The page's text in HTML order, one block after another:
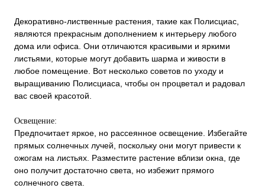
Декоративно-лиственные растения, такие как Полисциас,
являются прекрасным дополнением к интерьеру любого
дома или офиса. Они отличаются красивыми и яркими
листьями, которые могут добавить шарма и живости в
любое помещение. Вот несколько советов по уходу и
выращиванию Полисциаса, чтобы он процветал и радовал
вас своей красотой.
Освещение:
Предпочитает яркое, но рассеянное освещение. Избегайте
прямых солнечных лучей, поскольку они могут привести к
ожогам на листьях. Разместите растение вблизи окна, где
оно получит достаточно света, но избежит прямого
солнечного света.